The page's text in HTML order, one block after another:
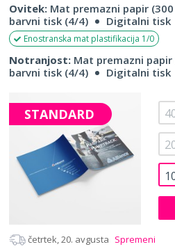
Ovitek: Mat premazni papir
barvni tisk (4/4)
Digitalni tisk
Enostranska mat plastifikacija 1/0
Notranjost: Mat premazni papir
barvni tisk (4/4)
Digitalni tisk
STANDARD
četrtek, 20. avgusta Spremeni